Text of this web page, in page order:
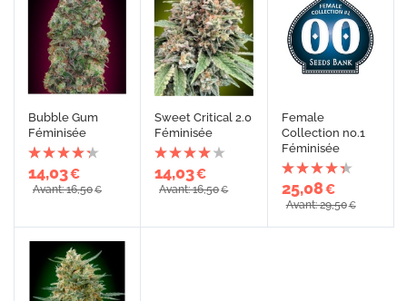
Bubble Gum
Féminisée
14,03€
Avant: 16,50€
Sweet Critical 2.0
Féminisée
14,03€
Avant: 16,50€
Female
Collection no.1
Féminisée
25,08€
Avant: 29,50€